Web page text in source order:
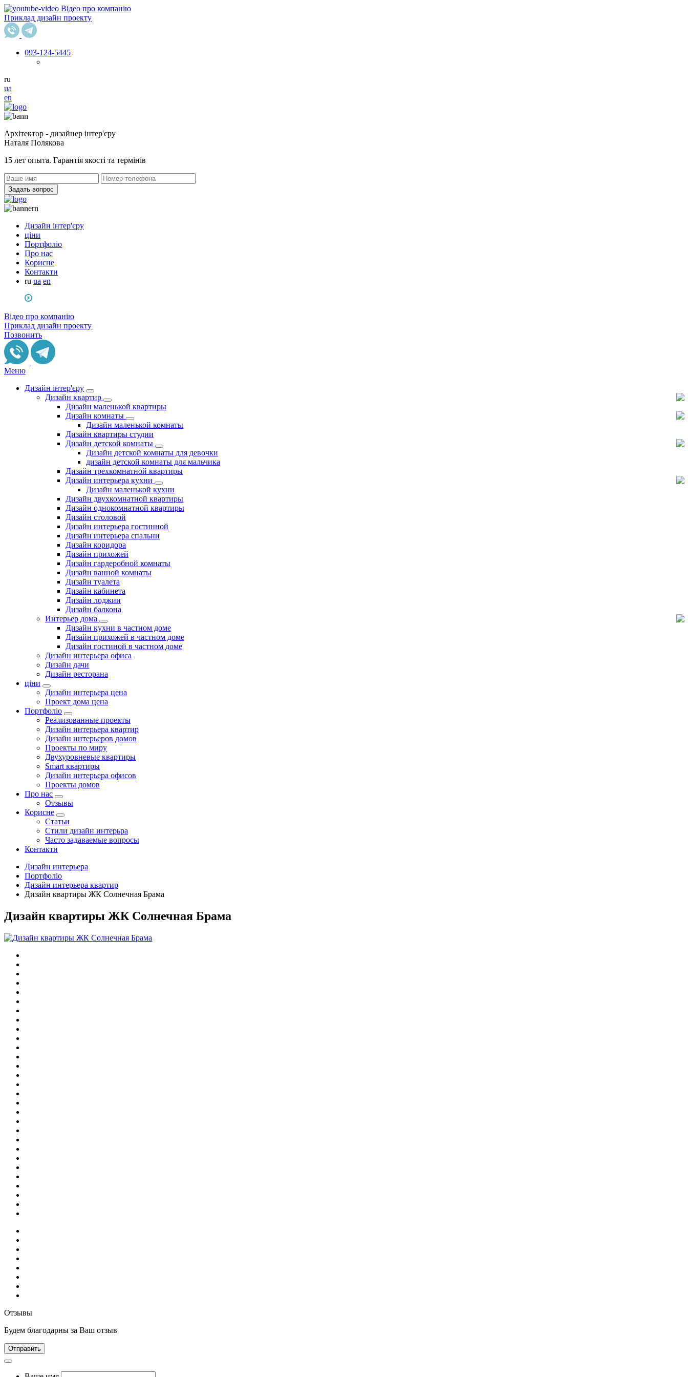
Відео про компанію
Приклад дизайн проекту
093-124-5445
ru
ua
en
Архітектор - дизайнер інтер'єру
Наталя Полякова
15 лет опыта. Гарантія якості та термінів
Задать вопрос
Дизайн інтер'єру
ціни
Портфоліо
Про нас
Корисне
Контакти
ru ua en
Відео про компанію
Приклад дизайн проекту
Позвонить
Меню
Дизайн інтер'єру
Дизайн квартир
Дизайн маленькой квартиры
Дизайн комнаты
Дизайн маленькой комнаты
Дизайн квартиры студии
Дизайн детской комнаты
Дизайн детской комнаты для девочки
дизайн детской комнаты для мальчика
Дизайн трехкомнатной квартиры
Дизайн интерьера кухни
Дизайн маленькой кухни
Дизайн двухкомнатной квартиры
Дизайн однокомнатной квартиры
Дизайн столовой
Дизайн интерьера гостинной
Дизайн интерьера спальни
Дизайн коридора
Дизайн прихожей
Дизайн гардеробной комнаты
Дизайн ванной комнаты
Дизайн туалета
Дизайн кабинета
Дизайн лоджии
Дизайн балкона
Интерьер дома
Дизайн кухни в частном доме
Дизайн прихожей в частном доме
Дизайн гостиной в частном доме
Дизайн интерьера офиса
Дизайн дачи
Дизайн ресторана
ціни
Дизайн интерьера цена
Проект дома цена
Портфоліо
Реализованные проекты
Дизайн интерьера квартир
Дизайн интерьеров домов
Проекты по миру
Двухуровневые квартиры
Smart квартиры
Дизайн интерьера офисов
Проекты домов
Про нас
Отзывы
Корисне
Статьи
Cтили дизайн интерьра
Часто задаваемые вопросы
Контакти
Дизайн интерьера
Портфоліо
Дизайн интерьера квартир
Дизайн квартиры ЖК Солнечная Брама
Дизайн квартиры ЖК Солнечная Брама
Отзывы
Будем благодарны за Ваш отзыв
Отправить